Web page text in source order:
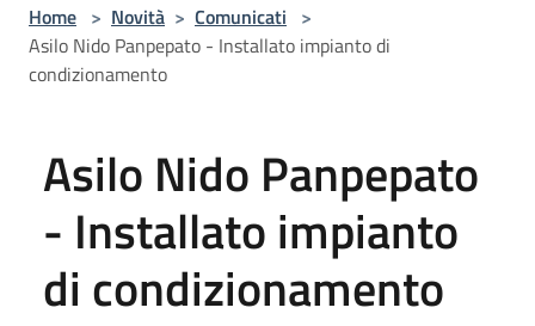
Home > Novità > Comunicati >
Asilo Nido Panpepato - Installato impianto di
condizionamento
Asilo Nido Panpepato
- Installato impianto
di condizionamento